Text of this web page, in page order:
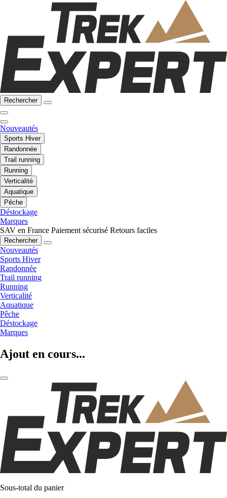
Rechercher
Nouveautés
Sports Hiver
Randonnée
Trail running
Running
Verticalité
Aquatique
Pêche
Déstockage
Marques
SAV en France Paiement sécurisé Retours faciles
Rechercher
Nouveautés
Sports Hiver
Randonnée
Trail running
Running
Verticalité
Aquatique
Pêche
Déstockage
Marques
Ajout en cours...
Sous-total du panier